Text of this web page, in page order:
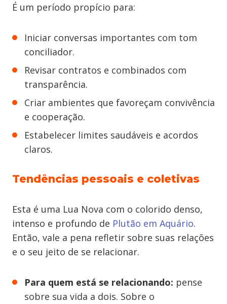
É um período propício para:
Iniciar conversas importantes com tom
conciliador.
Revisar contratos e combinados com
transparência.
Criar ambientes que favoreçam convivência
e cooperação.
Estabelecer limites saudáveis e acordos
claros.
Tendências pessoais e coletivas
Esta é uma Lua Nova com o colorido denso,
intenso e profundo de Plutão em Aquário.
Então, vale a pena refletir sobre suas relações
e o seu jeito de se relacionar.
Para quem está se relacionando: pense
sobre sua vida a dois. Sobre o